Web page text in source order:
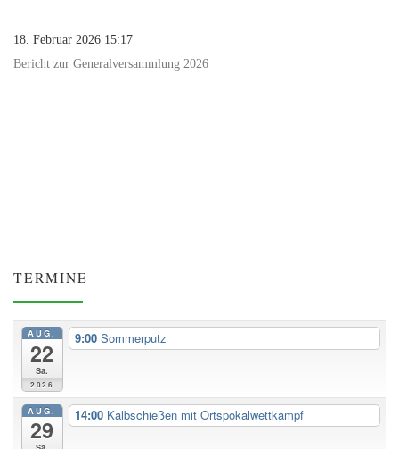
18. Februar 2026 15:17
Bericht zur Generalversammlung 2026
TERMINE
AUG.
22
Sa.
2026
9:00 Sommerputz
AUG.
29
14:00 Kalbschießen mit Ortspokalwettkampf